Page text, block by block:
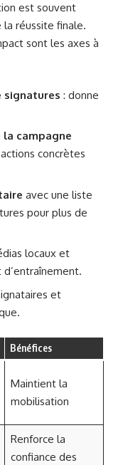
est souvent
réussite finale.
sont les axes à
signatures : donne
la campagne
concrètes
avec une liste
pour plus de
locaux et
et
Bénéfices
Maintient la
mobilisation
Renforce la
confiance des